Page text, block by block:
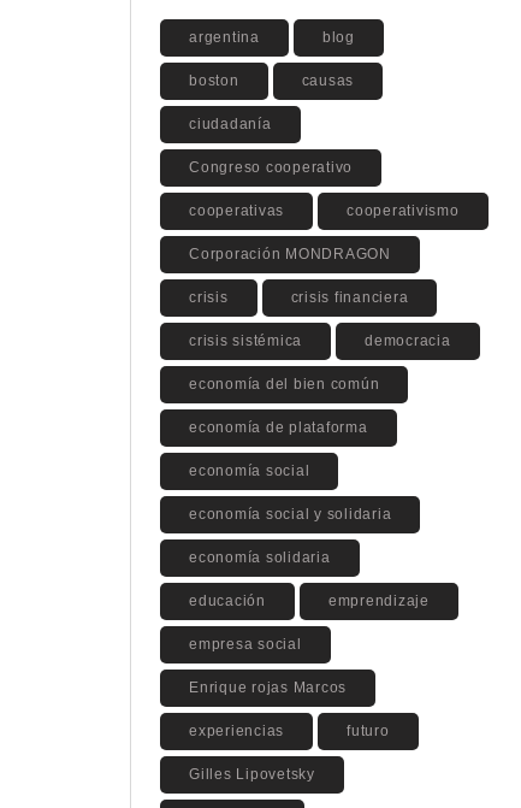
argentina blog
boston causas
ciudadanía
Congreso cooperativo
cooperativas cooperativismo
Corporación MONDRAGON
crisis crisis financiera
crisis sistémica democracia
economía del bien común
economía de plataforma
economía social
economía social y solidaria
economía solidaria
educación emprendizaje
empresa social
Enrique rojas Marcos
experiencias futuro
Gilles Lipovetsky